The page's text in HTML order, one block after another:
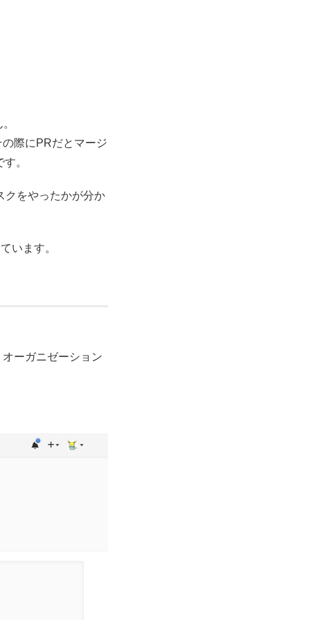
際にPRだとマージ
。
クをやったかが分か
います。
ーガニゼーション